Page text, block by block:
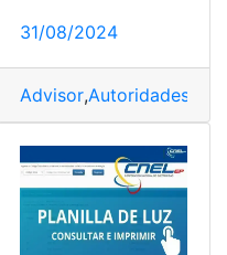
Suspenderán
31/08/2024
Advisor,Autoridades